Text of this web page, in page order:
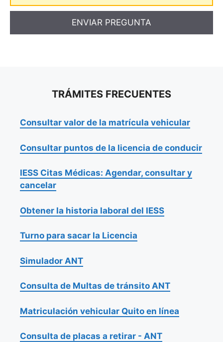
elecrónico
TRÁMITES FRECUENTES
Consultar valor de la matrícula vehicular
Consultar puntos de la licencia de conducir
IESS Citas Médicas: Agendar, consultar y
cancelar
Obtener la historia laboral del IESS
Turno para sacar la Licencia
Simulador ANT
Consulta de Multas de tránsito ANT
Matriculación vehicular Quito en línea
Consulta de placas a retirar - ANT